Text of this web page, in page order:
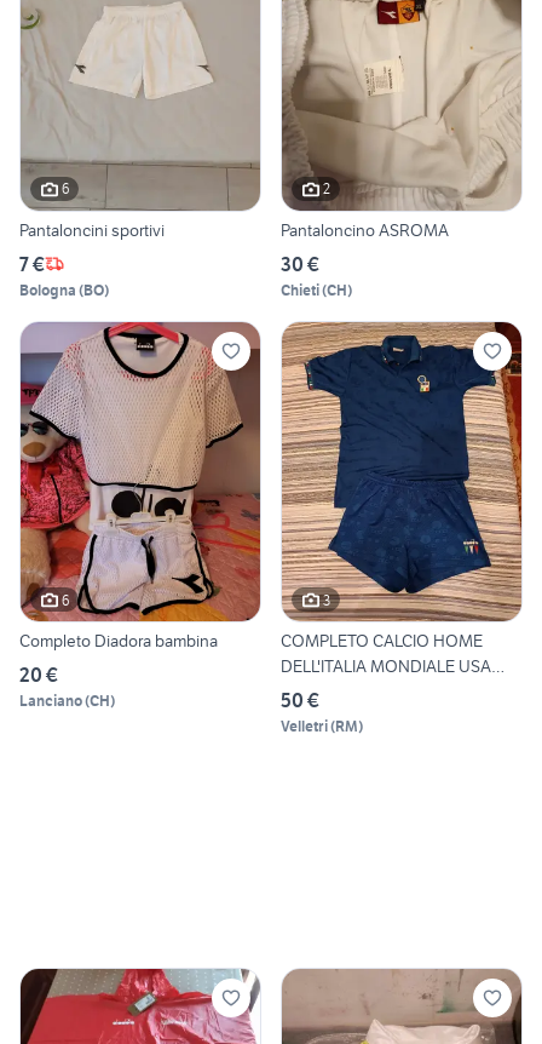
6
Pantaloncini sportivi
7 €
Bologna (BO)
2
Pantaloncino ASROMA
30 €
Chieti(CH)
6
Completo Diadora bambina
20 €
Lanciano(CH)
3
COMPLETO CALCIO HOME
DELL'ITALIA MONDIALE USA
1994
50 €
Velletri(RM)